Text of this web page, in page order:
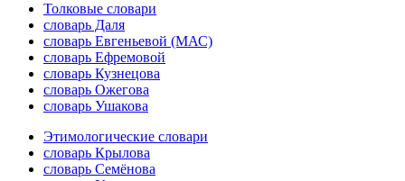
Толковые словари
словарь Даля
словарь Евгеньевой (МАС)
словарь Ефремовой
словарь Кузнецова
словарь Ожегова
словарь Ушакова
Этимологические словари
словарь Крылова
словарь Семёнова